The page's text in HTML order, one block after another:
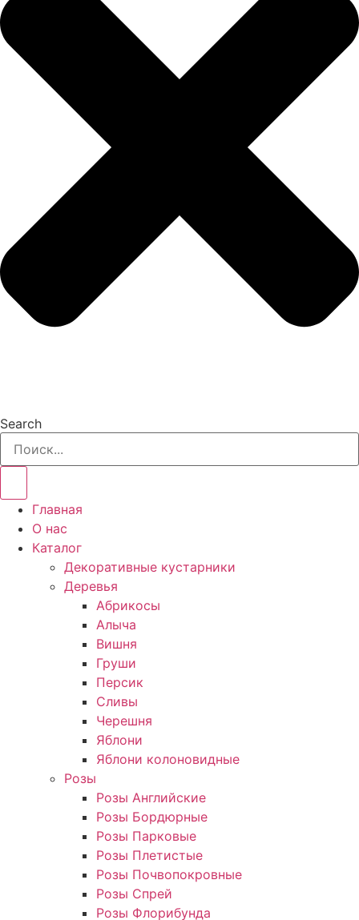
Search
Главная
О нас
Каталог
Декоративные кустарники
Деревья
Абрикосы
Алыча
Вишня
Груши
Персик
Сливы
Черешня
Яблони
Яблони колоновидные
Розы
Розы Английские
Розы Бордюрные
Розы Парковые
Розы Плетистые
Розы Почвопокровные
Розы Спрей
Розы Флорибунда